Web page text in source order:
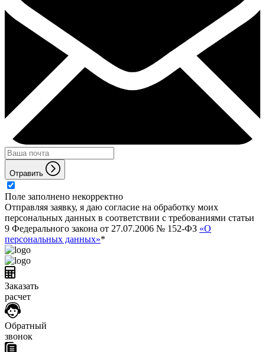
Отравить
Поле заполнено некорректно
Отправляя заявку, я даю согласие на обработку моих
персональных данных в соответствии с требованиями статьи
9 Федерального закона от 27.07.2006 № 152-ФЗ «О
персональных данных»*
Заказать
расчет
Обратный
звонок